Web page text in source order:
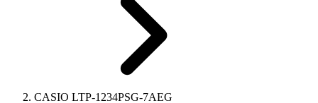
CASIO LTP-1234PSG-7AEG